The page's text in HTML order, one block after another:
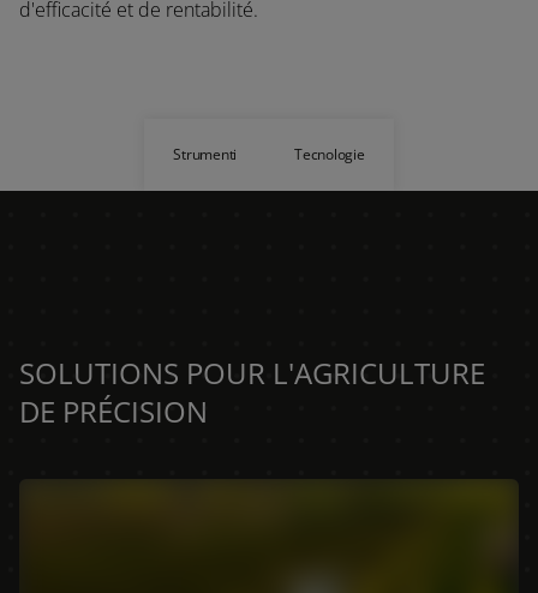
d'efficacité et de rentabilité.
Strumenti Tecnologie
SOLUTIONS POUR L'AGRICULTURE
DE PRÉCISION